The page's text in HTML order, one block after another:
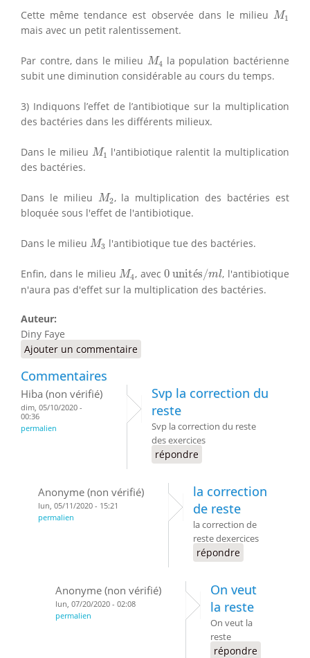
Cette même tendance est observée dans le milieuM1
M1
mais avec un petit ralentissement.
Par contre, dans le milieu M4
M4 la population bactérienne
subit une diminution considérable au cours du temps.
3) Indiquons l’effet de l’antibiotique sur la multiplication
des bactéries dans les différents milieux.
Dans le milieu M1
M1 l'antibiotique ralentit la multiplication
des bactéries.
Dans le milieu M2
M2 , la multiplication des bactéries est
bloquée sous l'effet de l'antibiotique.
Dans le milieu M3
M3 l'antibiotique tue des bactéries.
Enfin, dans le milieuM4
M4 , avec0 unités/ml
0 unités/ m, l'antibiotique
n'aura pas d'effet sur la multiplication des bactéries.
Auteur:
Diny Faye
Ajouter un commentaire
Commentaires
Hiba (non vérifié)
dim, 05/10/2020 -
00:36
permalien
Svp la correction du
reste
Svp la correction du reste
des exercices
répondre
Anonyme (non vérifié)
lun, 05/11/2020 - 15:21
permalien
la correction
de reste
la correction de
reste dexercices
répondre
Anonyme (non vérifié)
lun, 07/20/2020 - 02:08
permalien
On veut
la reste
On veut la
reste
répondre